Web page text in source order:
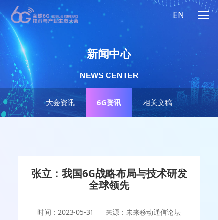
EN
大会资讯 6G资讯 相关文稿
新闻中心
NEWS CENTER
张立：我国6G战略布局与技术研发
全球领先
时间：2023-05-31 来源：未来移动通信论坛